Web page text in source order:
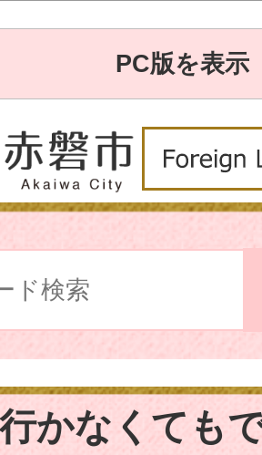
PC版を表示
かなくても